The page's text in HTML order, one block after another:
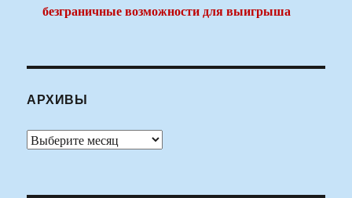
безграничные возможности для выигрыша
АРХИВЫ
Архивы